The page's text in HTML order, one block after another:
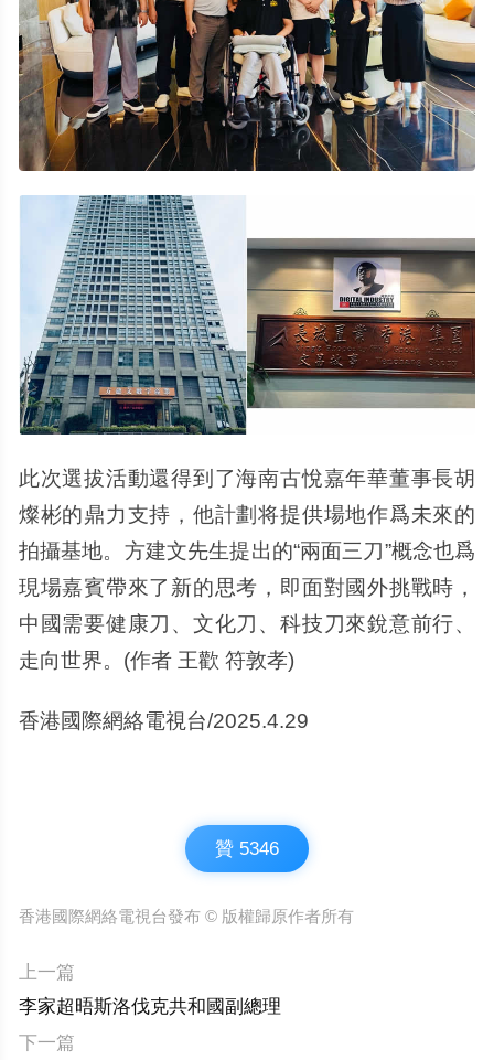
此次選拔活動還得到了海南古悅嘉年華董事長胡
燦彬的鼎力支持，他計劃将提供場地作爲未來的
拍攝基地。方建文先生提出的“兩面三刀”概念也爲
現場嘉賓帶來了新的思考，即面對國外挑戰時，
中國需要健康刀、文化刀、科技刀來銳意前行、
走向世界。(作者 王歡 符敦孝)
香港國際網絡電視台/2025.4.29
贊 5346
香港國際網絡電視台發布 © 版權歸原作者所有
上一篇
李家超晤斯洛伐克共和國副總理
下一篇